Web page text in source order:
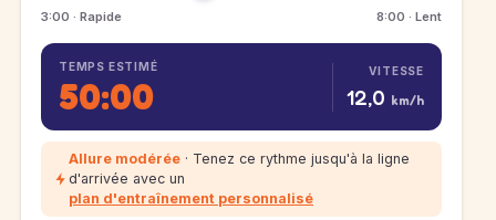
3:00 · Rapide 8:00 · Lent
TEMPS ESTIMÉ
50:00
VITESSE
12,0 km/h
Allure modérée · Tenez ce rythme jusqu'à la ligne
d'arrivée avec un
plan d'entraînement personnalisé